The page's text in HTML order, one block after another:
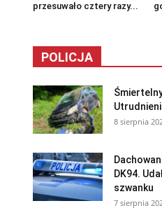
przesuwało cztery razy...
POLICJA
8 sierpnia
DK94.
szwanku
7 sierpnia